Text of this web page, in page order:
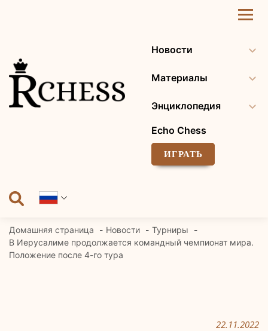
Новости
Материалы
Энциклопедия
Echo Chess
ИГРАТЬ
Домашняя страница Новости
Турниры
В Иерусалиме продолжается командный чемпионат мира.
Положение после 4-го тура
22.11.2022